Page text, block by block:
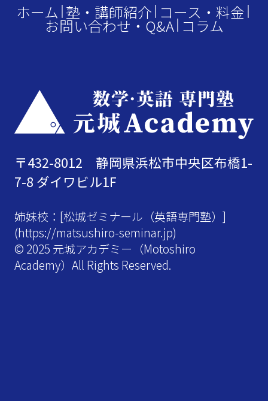
ホーム 塾・講師紹介 コース・料金
お問い合わせ・Q&A コラム
〒432-8012 静岡県浜松市中央区布橋1-
7-8 ダイワビル1F
姉妹校：[松城ゼミナール（英語専門塾）]
(https://matsushiro-seminar.jp)
© 2025 元城アカデミー（Motoshiro
Academy）All Rights Reserved.